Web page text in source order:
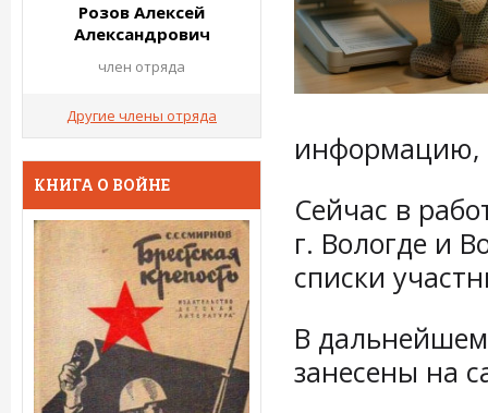
информацию,
Сейчас в
г. Вологде и
списки
В
занесены на
Розов Алексей
Александрович
член отряда
Другие члены отряда
КНИГА О ВОЙНЕ